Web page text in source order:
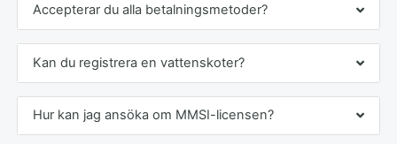
Accepterar du alla betalningsmetoder?
Kan du registrera en vattenskoter?
Hur kan jag ansöka om MMSI-licensen?